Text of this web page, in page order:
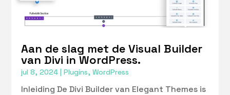
Aan de slag met de Visual Builder
van Divi in WordPress.
jul 8, 2024 |Plugins,WordPress
Inleiding De Divi Builder van Elegant Themes is